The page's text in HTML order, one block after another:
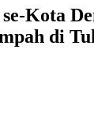
se-Kota
di